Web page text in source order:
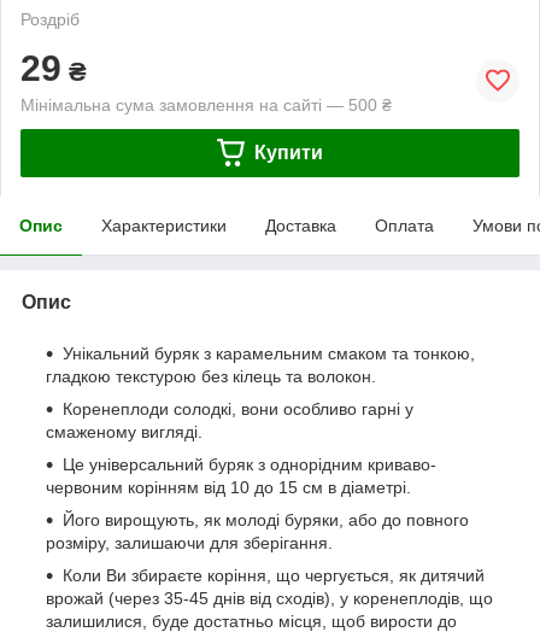
Роздріб
29 ₴
Мінімальна сума замовлення на сайті — 500 ₴
Купити
Опис Характеристики Доставка Оплата Умови
Опис
Унікальний буряк з карамельним смаком та тонкою,
гладкою текстурою без кілець та волокон.
Коренеплоди солодкі, вони особливо гарні у
смаженому вигляді.
Це універсальний буряк з однорідним криваво-
червоним корінням від 10 до 15 см в діаметрі.
Його вирощують, як молоді буряки, або до повного
розміру, залишаючи для зберігання.
Коли Ви збираєте коріння, що чергується, як дитячий
врожай (через 35-45 днів від сходів), у коренеплодів, що
залишилися, буде достатньо місця, щоб вирости до